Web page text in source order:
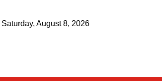
Saturday, August 8, 2026